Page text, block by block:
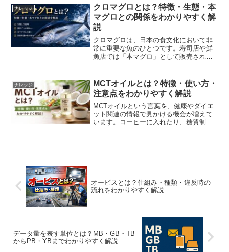
スが多い。本記事では、チューハイの基
礎知識からサワーとの違い...
ナレッジ
クロマグロとは？特徴・生態・本
マグロとの関係をわかりやすく解
説
クロマグロは、日本の食文化において非
常に重要な魚のひとつです。寿司店や鮮
魚店では「本マグロ」として販売される
マグロがどのような魚なのか、生態や特
徴について詳しく知ってい...
ナレッジ
MCTオイルとは？特徴・使い方・
注意点をわかりやすく解説
MCTオイルという言葉を、健康やダイエ
ット関連の情報で見かける機会が増えて
います。コーヒーに入れたり、糖質制限
オービスとは？仕組み・種類・違反時の
流れをわかりやすく解説
データ量を表す単位とは？MB・GB・TB
からPB・YBまでわかりやすく解説